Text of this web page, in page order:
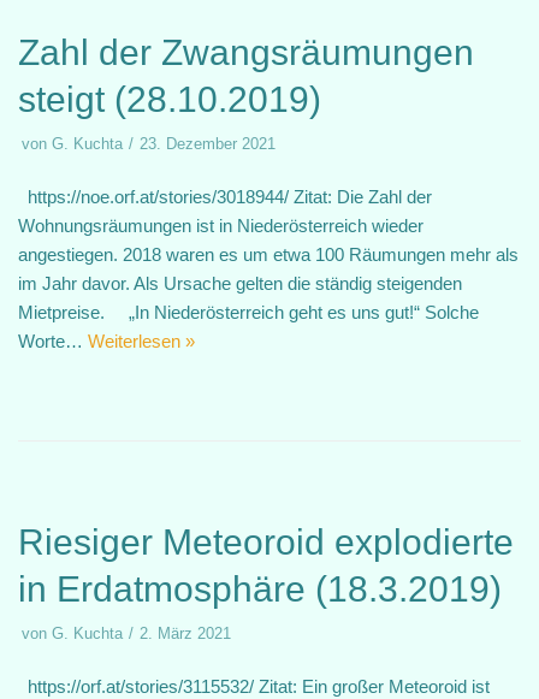
Zahl der Zwangsräumungen
steigt (28.10.2019)
von G. Kuchta 23. Dezember 2021
https://noe.orf.at/stories/3018944/ Zitat: Die Zahl der
Wohnungsräumungen ist in Niederösterreich wieder
angestiegen. 2018 waren es um etwa 100 Räumungen mehr als
im Jahr davor. Als Ursache gelten die ständig steigenden
Mietpreise. „In Niederösterreich geht es uns gut!“ Solche
Worte… Weiterlesen »
Riesiger Meteoroid explodierte
in Erdatmosphäre (18.3.2019)
von G. Kuchta 2. März 2021
https://orf.at/stories/3115532/ Zitat: Ein großer Meteoroid ist